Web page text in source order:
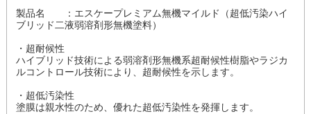
製品名 ：エスケープレミアム無機マイルド（超低汚染ハイ
ブリッド二液弱溶剤形無機塗料）
・超耐候性
ハイブリッド技術による弱溶剤形無機系超耐候性樹脂やラジカ
ルコントロール技術により、超耐候性を示します。
・超低汚染性
塗膜は親水性のため、優れた超低汚染性を発揮します。